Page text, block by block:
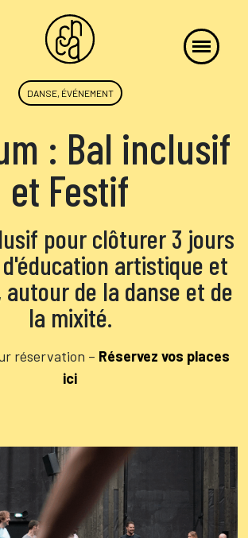
DANSE, ÉVÉNEMENT
: Bal inclusif
et Festif
pour clôturer 3 jours
artistique et
de la danse et de
la mixité.
réservation – Réservez vos places
ici